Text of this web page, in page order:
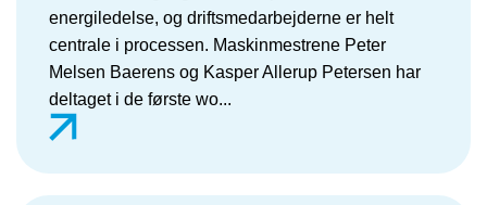
energiledelse, og driftsmedarbejderne er helt
centrale i processen. Maskinmestrene Peter
Melsen Baerens og Kasper Allerup Petersen har
deltaget i de første wo...